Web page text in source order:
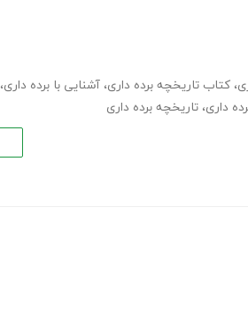
، کتاب تاریخچه برده داری، آشنایی با برده داری،
داری، تاریخچه برده داری